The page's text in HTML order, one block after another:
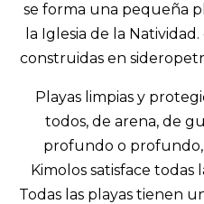
se forma una pequeña
la Iglesia de la Natividad.
construidas en
Playas limpias y
todos, de arena, de
profundo o profundo,
Kimolos satisface todas
Todas las playas tienen